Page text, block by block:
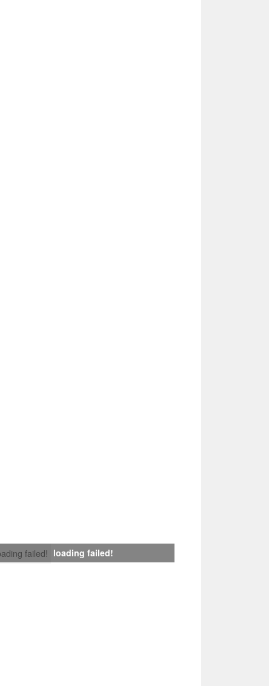
failed! loading failed!